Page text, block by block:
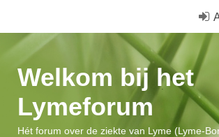
Welkom bij het
Lymeforum
Hét forum over de ziekte van Lyme (Lyme-